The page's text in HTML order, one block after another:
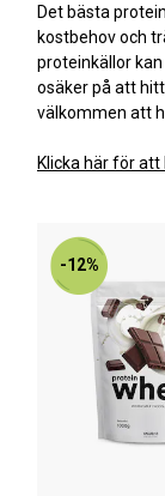
Det bästa
kostbehov och
proteinkällor
osäker på att
välkommen att
Klicka här för
-12%